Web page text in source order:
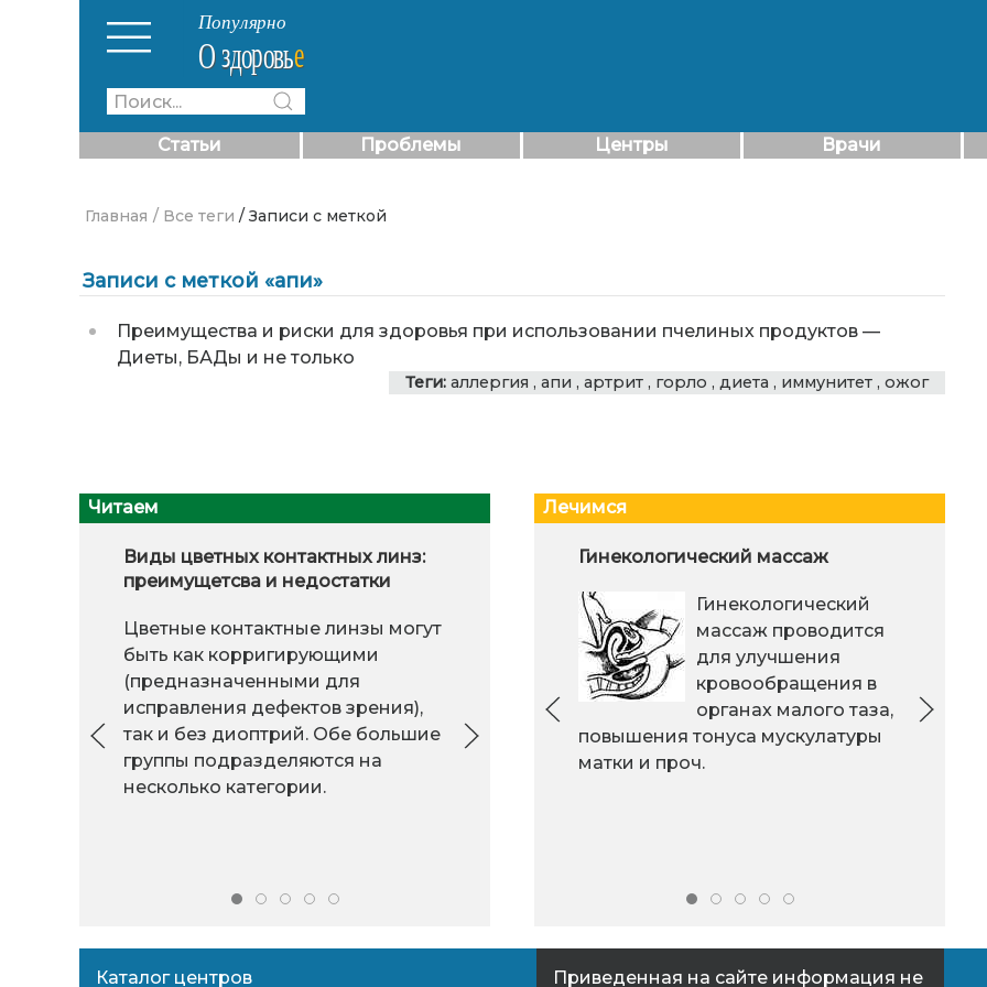
Статьи Проблемы Центры Врачи
Главная / Все теги / Записи с меткой
Записи с меткой «апи»
Преимущества и риски для здоровья при использовании пчелиных продуктов —
Диеты, БАДы и не только
Теги: аллергия ,апи ,артрит , горло ,диета , иммунитет ,ожог
Читаем
Виды цветных контактных линз:
преимущетсва и недостатки
Цветные контактные линзы могут
быть как корригирующими
(предназначенными для
исправления дефектов зрения),
так и без диоптрий. Обе большие
группы подразделяются на
несколько категории.
Я рисую... глаза
Технология
изготовления
протезов из
пластмассы
позволяет сделать искусственный
глаз легче и удобнее. Искусство
художников придает радужке
Лечимся
Гинекологический массаж
Гинекологический
массаж проводится
для улучшения
кровообращения в
органах малого таза,
повышения тонуса мускулатуры
матки и проч.
Каталог центров Приведенная на сайте информация не